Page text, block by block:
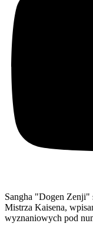
Sangha "Dogen Zenji"
Mistrza Kaisena,
wyznaniowych pod